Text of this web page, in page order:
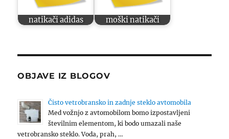
natikači adidas moški natikači
OBJAVE IZ BLOGOV
Čisto vetrobransko in zadnje steklo avtomobila
Med vožnjo z avtomobilom bomo izpostavljeni
številnim elementom, ki bodo umazali naše
vetrobransko steklo. Voda, prah, …